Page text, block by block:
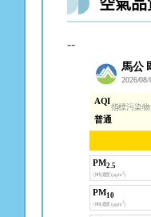
空氣
--